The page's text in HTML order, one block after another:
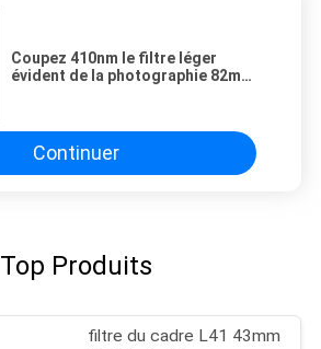
Coupez 410nm le filtre léger
évident de la photographie 82mm
Continuer
Top Produits
filtre du cadre L41 43mm